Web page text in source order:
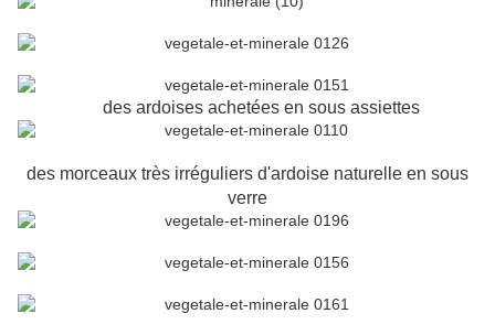
des ardoises achetées en sous assiettes
des morceaux très irréguliers d'ardoise naturelle en sous
verre